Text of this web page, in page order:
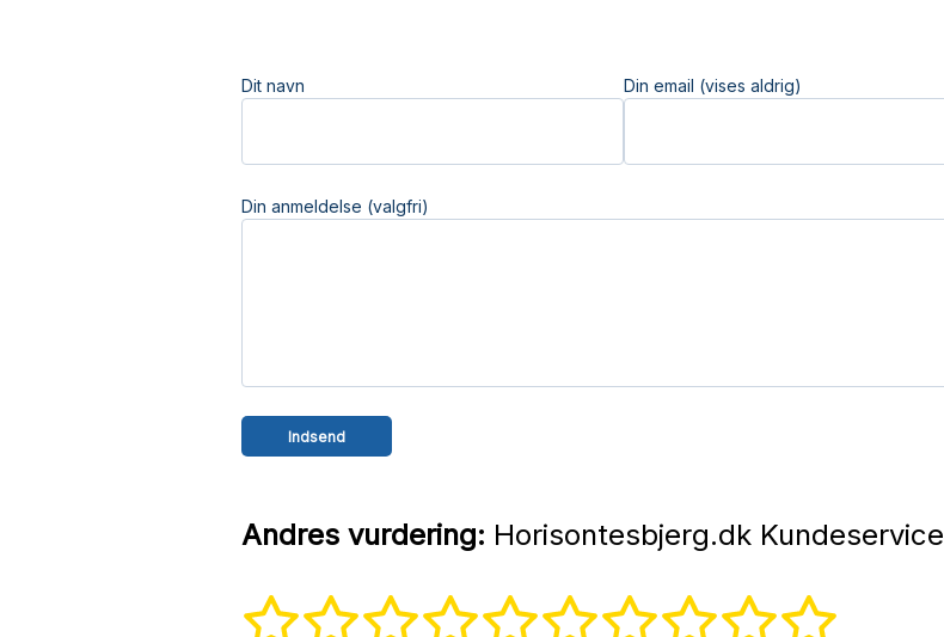
Dit navn Din email (vises aldrig)
Din anmeldelse (valgfri)
Andres vurdering: Horisontesbjerg.dk Kundeservice